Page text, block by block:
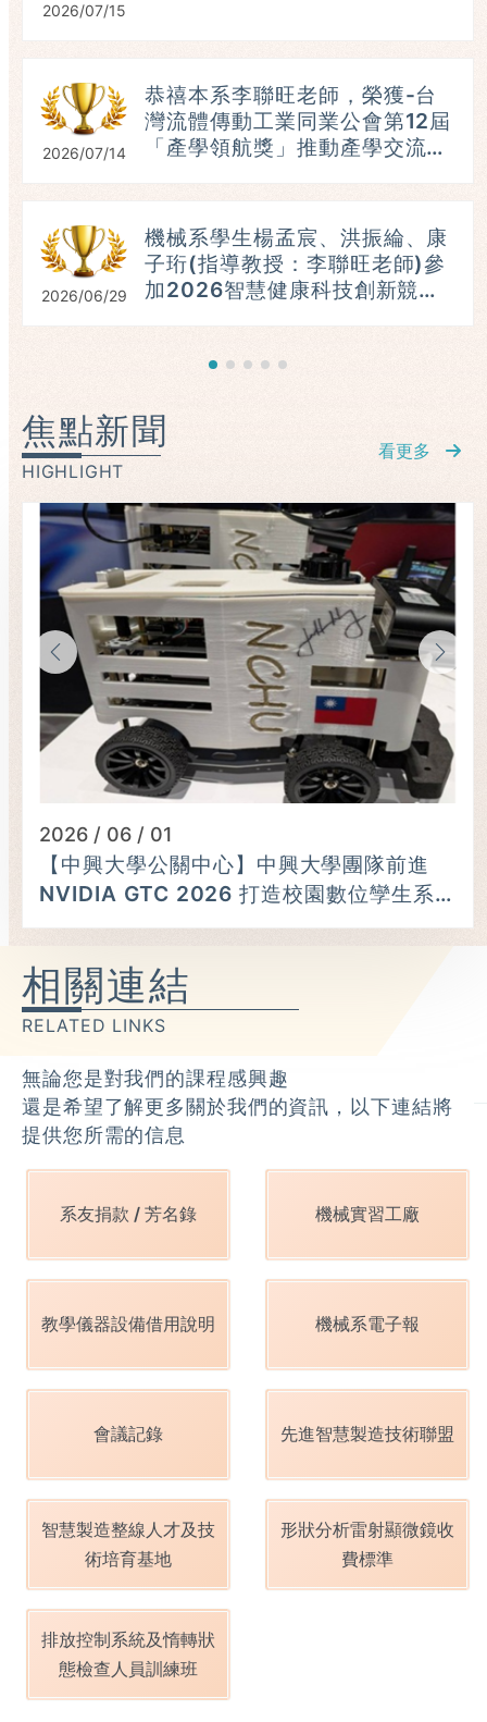
2026/07/15
2026/07/14
恭禧本系李聯旺老師，榮獲-台
灣流體傳動工業同業公會第12屆
「產學領航獎」推動產學交流與
2026/06/29
機械系學生楊孟宸、洪振綸、康
子珩(指導教授：李聯旺老師)參
加2026智慧健康科技創新競
焦點新聞
HIGHLIGHT
看更多
2026 / 06 / 01
【中興大學公關中心】中興大學團隊前進
NVIDIA GTC 2026 打造校園數位孿生系
統 黃仁勳親簽巡檢車肯定研發成果
相關連結
RELATED LINKS
無論您是對我們的課程感興趣
還是希望了解更多關於我們的資訊，以下連結將
提供您所需的信息
系友捐款 / 芳名錄 機械實習工廠
教學儀器設備借用說明 機械系電子報
會議記錄 先進智慧製造技術聯盟
智慧製造整線人才及技
術培育基地
形狀分析雷射顯微鏡收
費標準
排放控制系統及惰轉狀
態檢查人員訓練班